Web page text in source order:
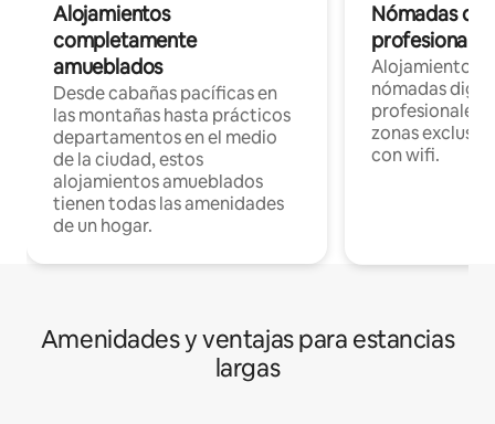
Alojamientos
completamente
amueblados
Desde cabañas pacíficas en
las montañas hasta prácticos
departamentos en el medio
de la ciudad, estos
alojamientos amueblados
tienen todas las amenidades
de un hogar.
Nómadas
Alojamientos
nómadas
profesionales
zonas
con wifi.
Amenidades y ventajas para estancias
largas